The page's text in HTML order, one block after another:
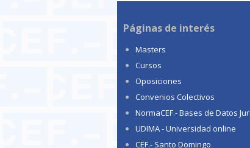
Páginas de interés
Masters
Cursos
Oposiciones
Convenios Colectivos
NormaCEF.- Bases de Datos
UDIMA - Universidad online
CEF.- Santo Domingo